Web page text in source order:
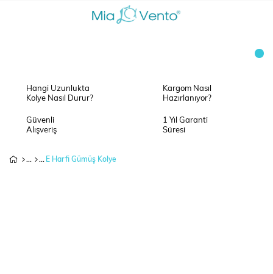
Hangi Uzunlukta
Kolye Nasıl Durur?
Kargom Nasıl
Hazırlanıyor?
Güvenli
Alışveriş
1 Yıl Garanti
Süresi
E Harfi Gümüş Kolye